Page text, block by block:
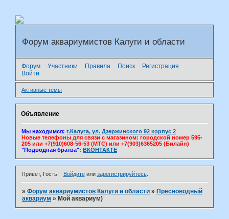
Форум аквариумистов Калуги и области
Форум Участники Правила Поиск
Регистрация
Войти
Активные темы
Объявление
Мы находимся: г.Калуга, ул. Дзержинского 92 корпус 2
Новые телефоны для связи с магазином: городской номер 595-
205 или +7(910)608-56-53 (МТС) или +7(903)6365205 (Билайн)
"Подводная братва": ВКОНТАКТЕ
Привет, Гость! Войдитеили зарегистрируйтесь.
»Форум аквариумистов Калуги и области » Пресноводный
аквариум » Мой аквариум)